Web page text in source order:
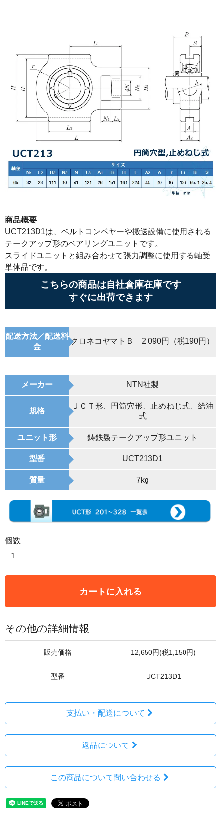
商品概要
UCT213D1は、ベルトコンベヤーや搬送設備に使用される
テークアップ形のベアリングユニットです。
スライドユニットと組み合わせて張力調整に使用する軸受
単体品です。
こちらの商品は自社倉庫在庫です
すぐに出荷できます
配送方法／配送料
金
クロネコヤマトＢ 2,090円（税190円）
メーカー NTN社製
規格
ＵＣＴ形、円筒穴形、止めねじ式、給油
式
ユニット形 鋳鉄製テークアップ形ユニット
型番 UCT213D1
質量 7kg
個数
カートに入れる
その他の詳細情報
販売価格 12,650円(税1,150円)
型番 UCT213D1
支払い・配送について
返品について
この商品について問い合わせる